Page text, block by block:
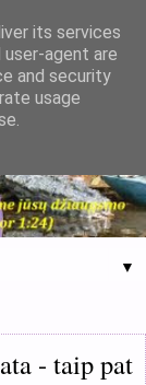
▼
- taip pat
its services
user-agent are
and security
usage